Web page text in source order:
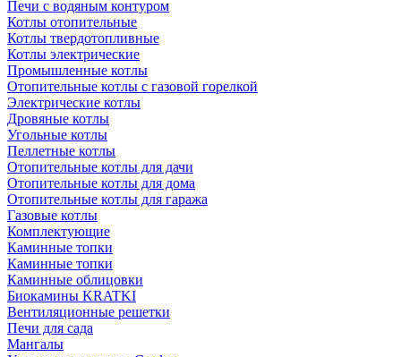
Печи с водяным контуром
Котлы отопительные
Котлы твердотопливные
Котлы электрические
Промышленные котлы
Отопительные котлы с газовой горелкой
Электрические котлы
Дровяные котлы
Угольные котлы
Пеллетные котлы
Отопительные котлы для дачи
Отопительные котлы для дома
Отопительные котлы для гаража
Газовые котлы
Комплектующие
Каминные топки
Каминные топки
Каминные облицовки
Биокамины KRATKI
Вентиляционные решетки
Печи для сада
Мангалы